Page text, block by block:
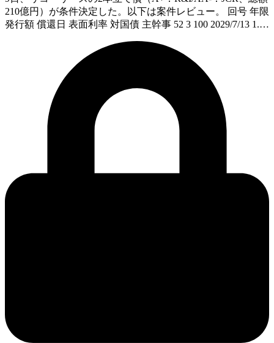
210億円）が条件決定した。以下は案件レビュー。 回号 年限
発行額 償還日 表面利率 対国債 主幹事 52 3 100 2029/7/13 1.…